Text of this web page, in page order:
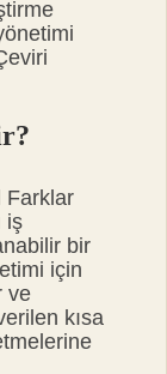
Farklar
iş
bir
için
ve
kısa